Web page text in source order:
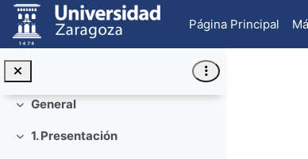
Salta al contenido principal
Página Principal
Colapsar
General
Colapsar
1. Presentación